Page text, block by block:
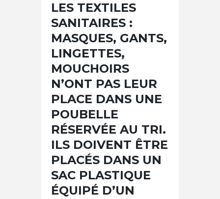
LES TEXTILES
SANITAIRES :
MASQUES, GANTS,
LINGETTES,
MOUCHOIRS
N’ONT PAS LEUR
PLACE DANS UNE
POUBELLE
RÉSERVÉE AU TRI.
ILS DOIVENT ÊTRE
PLACÉS DANS UN
SAC PLASTIQUE
ÉQUIPÉ D’UN